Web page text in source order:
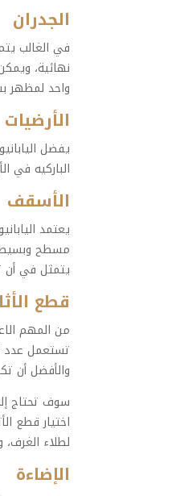
الجدران
في الغالب
نهائية،
واحد لمظهر
الأرضيات
يفضل
الباركيه في
الأسقف
يعتمد
مسطح وبسيط،
يتمثل في
قطع
من المهم
تستعمل عدد
والأفضل أن
سوف تحتاج
اختيار قطع
لطلاء
الإضاءة